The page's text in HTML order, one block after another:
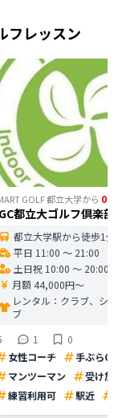
フレッスン
GOLF 都立大学から
都立大ゴルフ倶楽部
都立大学駅から徒歩1
平日 11:00 〜 21:00
土日祝 10:00 〜 20:00
月額 44,000円〜
レンタル： クラブ、シ
ブ
1
0
女性コーチ
手ぶら
マンツーマン
受け
練習利用可
駅近